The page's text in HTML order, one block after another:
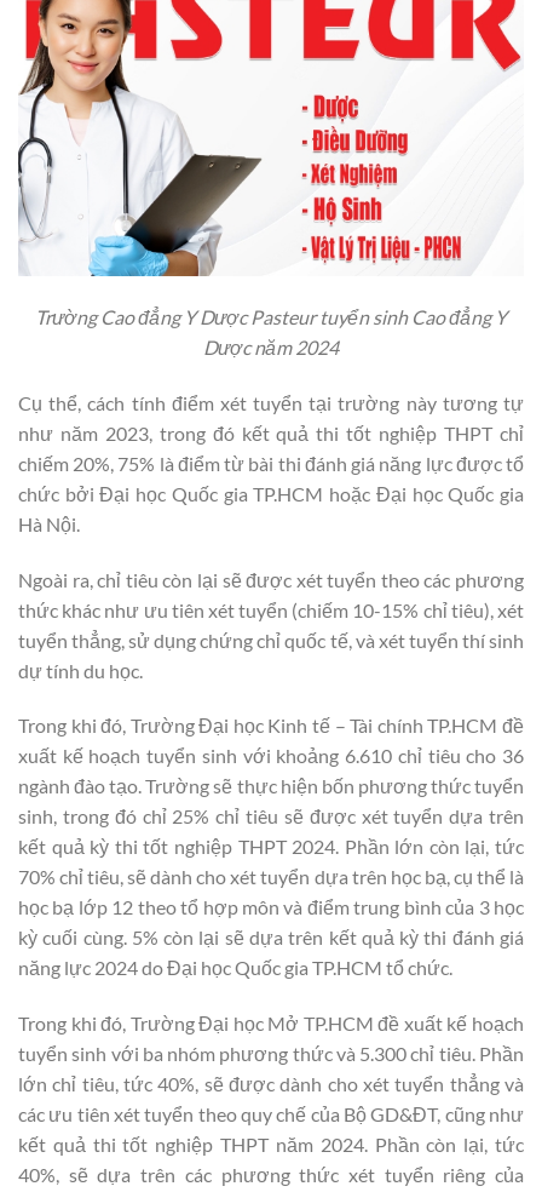
Trường Cao đẳng Y Dược Pasteur tuyển sinh Cao đẳng Y
Dược năm 2024
Cụ thể, cách tính điểm xét tuyển tại trường này tương tự
như năm 2023, trong đó kết quả thi tốt nghiệp THPT chỉ
chiếm 20%, 75% là điểm từ bài thi đánh giá năng lực được tổ
chức bởi Đại học Quốc gia TP.HCM hoặc Đại học Quốc gia
Hà Nội.
Ngoài ra, chỉ tiêu còn lại sẽ được xét tuyển theo các phương
thức khác như ưu tiên xét tuyển (chiếm 10-15% chỉ tiêu), xét
tuyển thẳng, sử dụng chứng chỉ quốc tế, và xét tuyển thí sinh
dự tính du học.
Trong khi đó, Trường Đại học Kinh tế – Tài chính TP.HCM đề
xuất kế hoạch tuyển sinh với khoảng 6.610 chỉ tiêu cho 36
ngành đào tạo. Trường sẽ thực hiện bốn phương thức tuyển
sinh, trong đó chỉ 25% chỉ tiêu sẽ được xét tuyển dựa trên
kết quả kỳ thi tốt nghiệp THPT 2024. Phần lớn còn lại, tức
70% chỉ tiêu, sẽ dành cho xét tuyển dựa trên học bạ, cụ thể là
học bạ lớp 12 theo tổ hợp môn và điểm trung bình của 3 học
kỳ cuối cùng. 5% còn lại sẽ dựa trên kết quả kỳ thi đánh giá
năng lực 2024 do Đại học Quốc gia TP.HCM tổ chức.
Trong khi đó, Trường Đại học Mở TP.HCM đề xuất kế hoạch
tuyển sinh với ba nhóm phương thức và 5.300 chỉ tiêu. Phần
lớn chỉ tiêu, tức 40%, sẽ được dành cho xét tuyển thẳng và
các ưu tiên xét tuyển theo quy chế của Bộ GD&ĐT, cũng như
kết quả thi tốt nghiệp THPT năm 2024. Phần còn lại, tức
40%, sẽ dựa trên các phương thức xét tuyển riêng của